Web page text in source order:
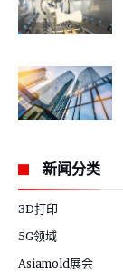
新闻分类
3D打印
5G领域
Asiamold展会